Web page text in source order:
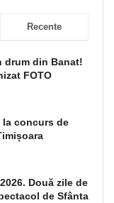
Recente
drum din Banat!
FOTO
concurs de
Două zile de
de Sfânta